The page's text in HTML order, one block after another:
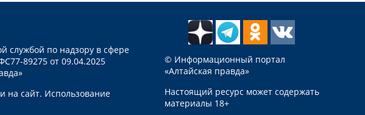
службой по надзору в сфере
89275 от 09.04.2025
на сайт. Использование
© Информационный портал
«Алтайская правда»
Настоящий ресурс может содержать
материалы 18+